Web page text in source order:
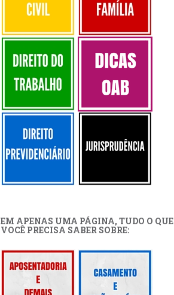
EM APENAS UMA PÁGINA, TUDO O QUE
VOCÊ PRECISA SABER SOBRE: